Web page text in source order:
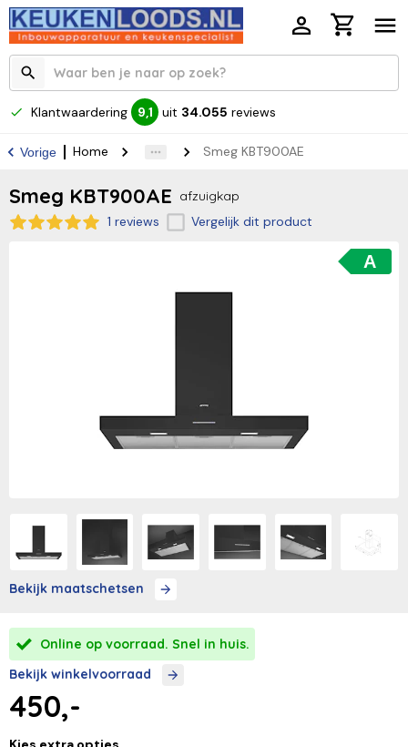
Klantwaardering 9,1 uit 34.055 reviews
Vorige Home Smeg KBT900AE
Smeg KBT900AE afzuigkap
1 reviews
Vergelijk dit product
A
Bekijk maatschetsen
Online op voorraad. Snel in huis.
Bekijk winkelvoorraad
450,-